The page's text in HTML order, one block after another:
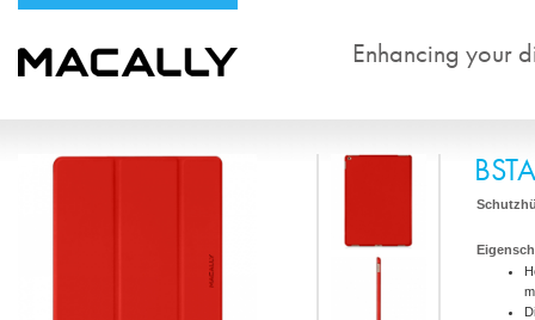
Enhancing your